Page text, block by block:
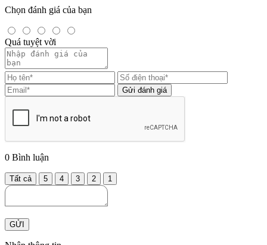
Chọn đánh giá của bạn
Quá tuyệt vời
Gửi đánh giá
0 Bình luận
Tất cả 5 4 3 2 1
GỬI